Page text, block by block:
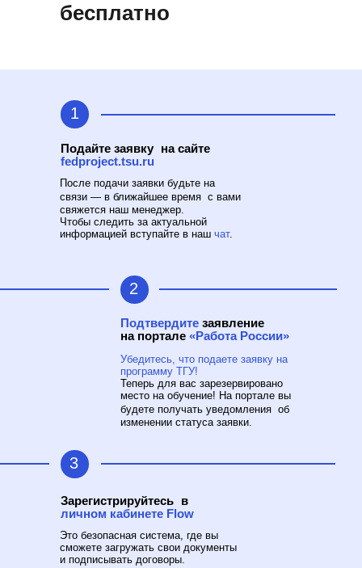
бесплатно
Подайте заявку на сайте
fedproject.tsu.ru
Подтвердите заявление
на портале «Работа России»
Зарегистрируйтесь в
личном кабинете Flow
После подачи заявки будьте на
связи — в ближайшее время с вами
свяжется наш менеджер.
Чтобы следить за актуальной
информацией вступайте в наш чат.
Убедитесь, что подаете заявку на
программу ТГУ!
Теперь для вас зарезервировано
место на обучение! На портале вы
будете получать уведомления об
изменении статуса заявки.
Это безопасная система, где вы
сможете загружать свои документы
и подписывать договоры.
1
2
3